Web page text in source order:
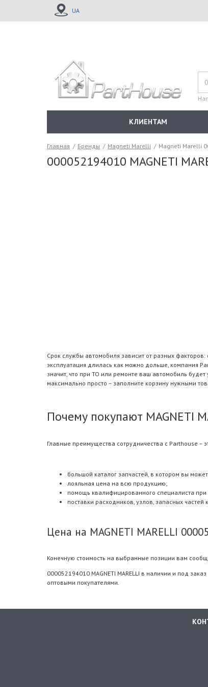
UA
КЛИЕНТАМ
Главная / Бренды / Magneti Marelli / Magneti Marelli
000052194010 MAGNETI
Срок службы автомобиля зависит от разных
эксплуатация длилась как можно дольше, компания
значит, что при ТО или ремонте ваш автомобиль
максимально просто – заполните корзину нужными
Почему покупают MAGNETI
Главные преимущества сотрудничества с Parthouse –
большой каталог запчастей, в котором вы
лояльная цена на всю продукцию;
помощь квалифицированного специалиста при
поставки расходников, узлов, запасных
Цена на MAGNETI MARELLI
Конечную стоимость на выбранные позиции вам
000052194010 MAGNETI MARELLI в наличии и под
оптовыми покупателями.